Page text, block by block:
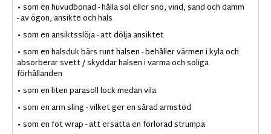
• som en huvudbonad - hålla sol eller snö, vind, sand och damm
- av ögon, ansikte och hals
• som en ansiktsslöja - att dölja ansiktet
• som en halsduk bärs runt halsen - behåller värmen i kyla och
absorberar svett / skyddar halsen i varma och soliga
förhållanden
• som en liten parasoll lock medan vila
• som en arm sling - vilket ger en sårad armstöd
• som en fot wrap - att ersätta en förlorad strumpa